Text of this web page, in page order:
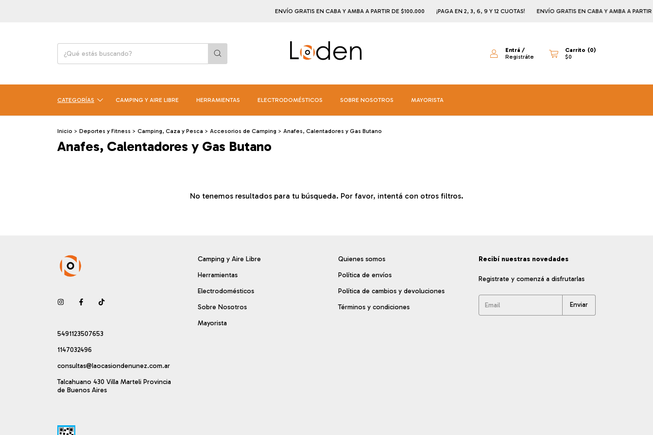
ENVÍO GRATIS EN CABA Y AMBA A PARTIR DE $100.000 ¡PAGA EN 2, 3, 6, 9 Y 12 CUOTAS! ENVÍO GRATIS EN CABA Y AMBA A PARTIR DE
Entrá /
Registráte
Carrito (0)
$0
CATEGORÍAS CAMPING Y AIRE LIBRE HERRAMIENTAS ELECTRODOMÉSTICOS SOBRE NOSOTROS MAYORISTA
Inicio > Deportes y Fitness > Camping, Caza y Pesca > Accesorios de Camping > Anafes, Calentadores y Gas Butano
Anafes, Calentadores y Gas Butano
No tenemos resultados para tu búsqueda. Por favor, intentá con otros filtros.
5491123507653
1147032496
consultas@laocasiondenunez.com.ar
Talcahuano 430 Villa Marteli Provincia
de Buenos Aires
Camping y Aire Libre
Herramientas
Electrodomésticos
Sobre Nosotros
Mayorista
Quienes somos
Política de envíos
Política de cambios y devoluciones
Términos y condiciones
Recibí nuestras novedades
Registrate y comenzá a disfrutarlas